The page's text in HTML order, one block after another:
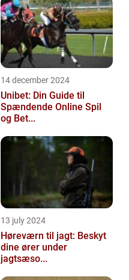
14 december 2024
Unibet: Din Guide til
Spændende Online Spil
og Bet...
13 july 2024
Høreværn til jagt: Beskyt
dine ører under
jagtsæso...